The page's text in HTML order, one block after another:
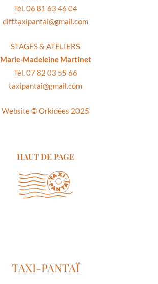
Tél. 06 81 63 46 04
diff.taxipantai@gmail.com
STAGES & ATELIERS
Marie-Madeleine Martinet
Tél. 07 82 03 55 66
taxipantai@gmail.com
Website ©Orkidées 2025
HAUT DE PAGE
TAXI-PANTAÏ